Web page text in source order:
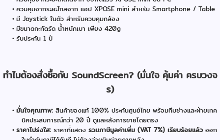
ควบคุมจากระยะไกลจาก แอป XPOSE mini สำหรับ Smartphone / Table
มี Joystick ในตัว สำหรับควบคุมกล้อง
มีขนาดกะทัดรัด น้ำหนักเบา เพียง 420g
รับประกัน 1 ปี
ทำไมต้องสั่งซื้อกับ SoundScreen? (มั่นใจ คุ้มค่า ครบวงจ
ร)
มั่นใจคุณภาพ:สินค้าของแท้ 100% ประกันศูนย์ไทย พร้อมทีมช่างและฝ่ายเทค
นิคประสบการณ์กว่า 20 ปี ดูแลหลังการขายโดยตรง
ราคาโปร่งใส:ราคาที่แสดง รวมภาษีมูลค่าเพิ่ม (VAT 7%) เรียบร้อยแล้วออก